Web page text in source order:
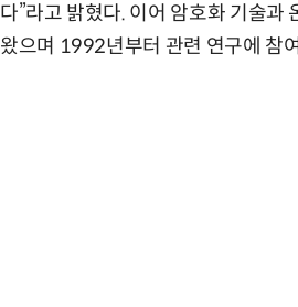
다”라고 밝혔다. 이어 암호화 기술과
왔으며 1992년부터 관련 연구에 참